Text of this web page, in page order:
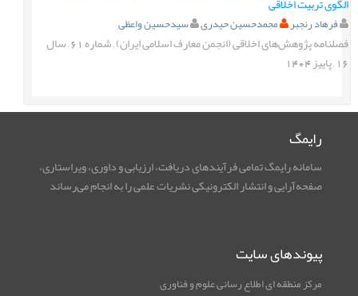
فرهاد رنجبر محمدحسین حیدری سیدحسین واعظی
فصلنامه پژوهش‌های اخلاقی (انجمن معارف اسلامی ایران),شماره61
,سال
16 پاییز1404
رایمگ
سامانه رایمگ تمامی فرآیندهای دریافت، ارزیابی و داوری، ویراستاری،
صفحه‌آرایی و انتشار الکترونیکی نشریات علمی را به انجام می‌رساند
پیوندهای سایت
مرکز منطقه ای اطلاع رسانی علوم و فناوری